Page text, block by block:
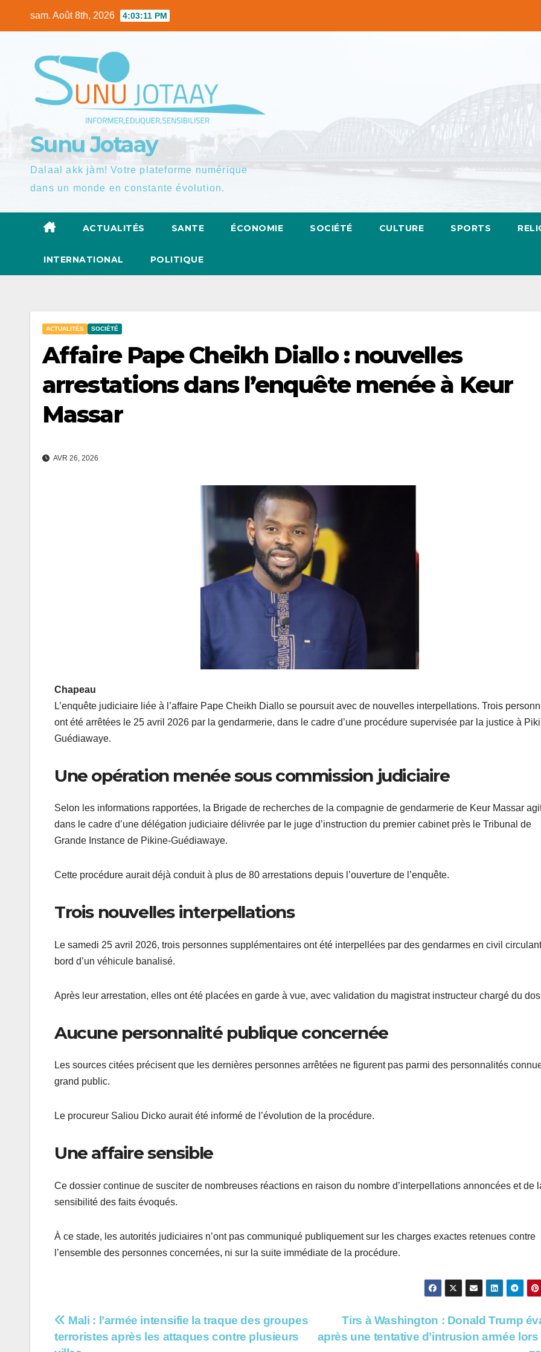
sam. Août 8th, 2026 4:03:13 PM
Sunu Jotaay
Dalaal akk jàm! Votre plateforme numérique
dans un monde en constante évolution.
ACTUALITÉS SANTE ÉCONOMIE SOCIÉTÉ CULTURE SPORTS
INTERNATIONAL POLITIQUE
ACTUALITÉS SOCIÉTÉ
Affaire Pape Cheikh Diallo : nouvelles
arrestations dans l’enquête menée à Keur
Massar
AVR 26, 2026
Chapeau
L’enquête judiciaire liée à l’affaire Pape Cheikh Diallo se poursuit avec de nouvelles interpellations. Trois
ont été arrêtées le 25 avril 2026 par la gendarmerie, dans le cadre d’une procédure supervisée par la justice à
Guédiawaye.
Une opération menée sous commission judiciaire
Selon les informations rapportées, la Brigade de recherches de la compagnie de gendarmerie de Keur Massar
dans le cadre d’une délégation judiciaire délivrée par le juge d’instruction du premier cabinet près le Tribunal de
Grande Instance de Pikine-Guédiawaye.
Cette procédure aurait déjà conduit à plus de 80 arrestations depuis l’ouverture de l’enquête.
Trois nouvelles interpellations
Le samedi 25 avril 2026, trois personnes supplémentaires ont été interpellées par des gendarmes en civil
bord d’un véhicule banalisé.
Après leur arrestation, elles ont été placées en garde à vue, avec validation du magistrat instructeur chargé du
Aucune personnalité publique concernée
Les sources citées précisent que les dernières personnes arrêtées ne figurent pas parmi des personnalités
grand public.
Le procureur Saliou Dicko aurait été informé de l’évolution de la procédure.
Une affaire sensible
Ce dossier continue de susciter de nombreuses réactions en raison du nombre d’interpellations annoncées et de
sensibilité des faits évoqués.
À ce stade, les autorités judiciaires n’ont pas communiqué publiquement sur les charges exactes retenues contre
l’ensemble des personnes concernées, ni sur la suite immédiate de la procédure.
Navigation
Tirs à Washington : Donald Trump
après une tentative d’intrusion armée lors
Mali : l’armée intensifie la traque des groupes
terroristes après les attaques contre plusieurs